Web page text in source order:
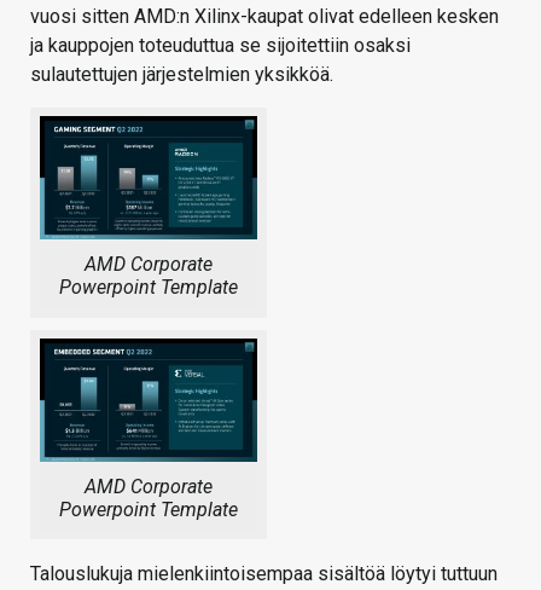
vuosi sitten AMD:n Xilinx-kaupat olivat edelleen kesken
ja kauppojen toteuduttua se sijoitettiin osaksi
sulautettujen järjestelmien yksikköä.
AMD Corporate
Powerpoint Template
AMD Corporate
Powerpoint Template
Talouslukuja mielenkiintoisempaa sisältöä löytyi tuttuun